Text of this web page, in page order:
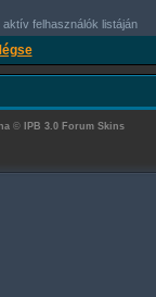
felhasználók listáján
© IPB 3.0 Forum Skins